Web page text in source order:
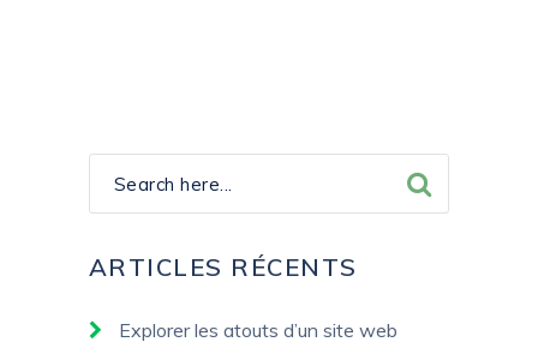
ARTICLES RÉCENTS
Explorer les atouts d’un site web